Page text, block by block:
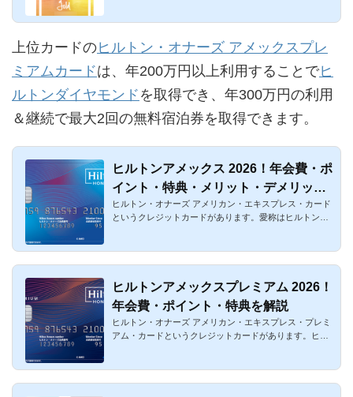
上位カードのヒルトン・オナーズ アメックスプレ
ミアムカードは、年200万円以上利用することでヒ
ルトンダイヤモンド を取得でき、年300万円の利用
＆継続で最大2回の無料宿泊券を取得できます。
ヒルトンアメックス 2026！年会費・ポ
イント・特典・メリット・デメリット
まとめ
ヒルトン・オナーズ アメリカン・エキスプレス・カード
というクレジットカードがあります。愛称はヒルトンア
ヒルトンアメックスプレミアム 2026！
年会費・ポイント・特典を解説
ヒルトン・オナーズ アメリカン・エキスプレス・プレミ
アム・カードというクレジットカードがあります。ヒル